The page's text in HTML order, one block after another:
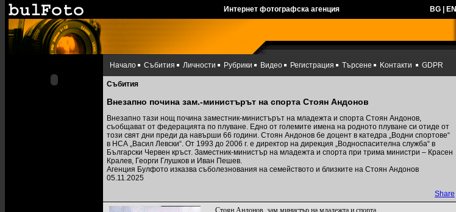
Интернет фотографска агенция BG EN
Начало Събития Личности Рубрики Видео Регистрация Търсене Kонтакти GDPR
Събития
Внезапно почина зам.-министърът на спорта Стоян Андонов
Внезапно тази нощ почина заместник-министърът на младежта и спорта Стоян Андонов,
съобщават от федерацията по плуване. Eдно от големите имена на родното плуване си отиде от
този свят дни преди да навърши 66 години. Стоян Андонов бе доцент в катедра „Водни спортове“
в НСА „Васил Левски“. От 1993 до 2006 г. е директор на дирекция „Водноспасителна служба“ в
Български Червен кръст. Заместник-министър на младежта и спорта при трима министри – Красен
Кралев, Георги Глушков и Иван Пешев.
Агенция Булфото изказва съболезнования на семейството и близките на Стоян Андонов
05.11.2025
Share
Стоян Андонов, зам.министър на младежта и спорта